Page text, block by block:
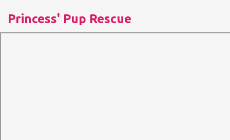
Princess' Pup Rescue